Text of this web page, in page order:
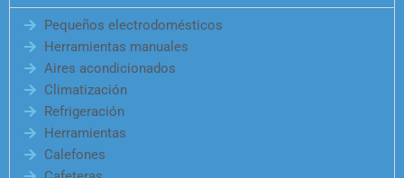
Pequeños electrodomésticos
Herramientas manuales
Aires acondicionados
Climatización
Refrigeración
Herramientas
Calefones